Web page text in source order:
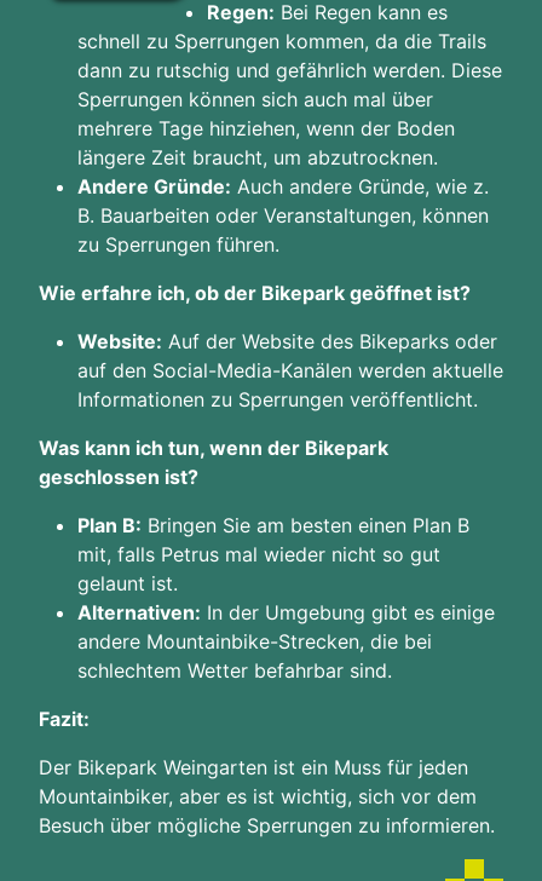
Regen: Bei Regen kann es
schnell zu Sperrungen kommen, da die Trails
dann zu rutschig und gefährlich werden. Diese
Sperrungen können sich auch mal über
mehrere Tage hinziehen, wenn der Boden
längere Zeit braucht, um abzutrocknen.
Andere Gründe: Auch andere Gründe, wie z.
B. Bauarbeiten oder Veranstaltungen, können
zu Sperrungen führen.
Wie erfahre ich, ob der Bikepark geöffnet ist?
Website: Auf der Website des Bikeparks oder
auf den Social-Media-Kanälen werden aktuelle
Informationen zu Sperrungen veröffentlicht.
Was kann ich tun, wenn der Bikepark
geschlossen ist?
Plan B: Bringen Sie am besten einen Plan B
mit, falls Petrus mal wieder nicht so gut
gelaunt ist.
Alternativen: In der Umgebung gibt es einige
andere Mountainbike-Strecken, die bei
schlechtem Wetter befahrbar sind.
Fazit:
Der Bikepark Weingarten ist ein Muss für jeden
Mountainbiker, aber es ist wichtig, sich vor dem
Besuch über mögliche Sperrungen zu informieren.